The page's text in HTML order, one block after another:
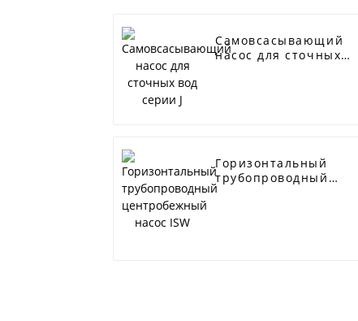
Самовсасывающий
насос для сточных
Горизонтальный
трубопроводный
центробежный насос